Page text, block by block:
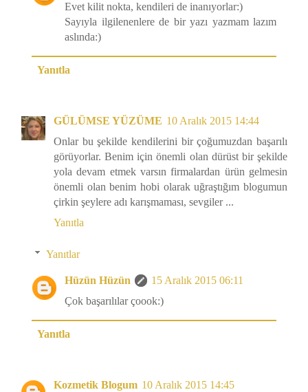
Evet kilit nokta, kendileri de inanıyorlar:)
Sayıyla ilgilenenlere de bir yazı yazmam lazım
aslında:)
Yanıtla
GÜLÜMSE YÜZÜME 10 Aralık 2015 14:44
Onlar bu şekilde kendilerini bir çoğumuzdan başarılı
görüyorlar. Benim için önemli olan dürüst bir şekilde
yola devam etmek varsın firmalardan ürün gelmesin
önemli olan benim hobi olarak uğraştığım blogumun
çirkin şeylere adı karışmaması, sevgiler ...
Yanıtla
Yanıtlar
Hüzün Hüzün
15 Aralık 2015 06:11
Çok başarılılar çoook:)
Yanıtla
Kozmetik Blogum 10 Aralık 2015 14:45